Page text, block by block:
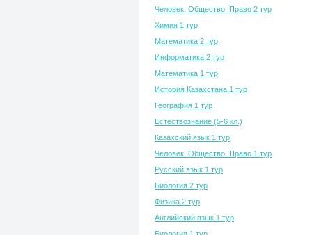
Человек. Общество. Право 2 тур
Химия 1 тур
Математика 2 тур
Информатика 2 тур
Математика 1 тур
История Казахстана 1 тур
География 1 тур
Естествознание (5-6 кл.)
Казахский язык 1 тур
Человек. Общество. Право 1 тур
Русский язык 1 тур
Биология 2 тур
Физика 2 тур
Английский язык 1 тур